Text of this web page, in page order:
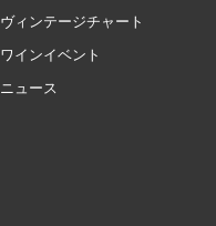
ヴィンテージチャート
ワインイベント
ニュース